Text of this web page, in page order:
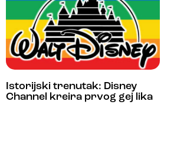
Istorijski trenutak: Disney
Channel kreira prvog gej lika